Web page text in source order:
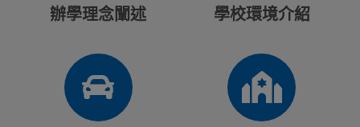
辦學理念闡述 學校環境介紹